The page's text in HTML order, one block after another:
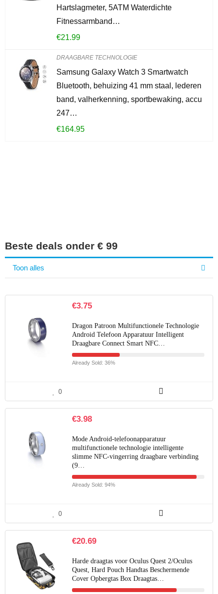
Hartslagmeter, 5ATM Waterdichte
Fitnessarmband…
€21.99
DRAAGBARE TECHNOLOGIE
Samsung Galaxy Watch 3 Smartwatch
Bluetooth, behuizing 41 mm staal, lederen
band, valherkenning, sportbewaking, accu
247…
€164.95
Beste deals onder € 99
Toon alles
€3.75
Dragon Patroon Multifunctionele Technologie
Android Telefoon Apparatuur Intelligent
Draagbare Connect Smart NFC…
Already Sold: 36%
0
€3.98
Mode Android-telefoonapparatuur
multifunctionele technologie intelligente
slimme NFC-vingerring draagbare verbinding
(9…
Already Sold: 94%
0
€20.69
Harde draagtas voor Oculus Quest 2/Oculus
Quest, Hard Pouch Handtas Beschermende
Cover Opbergtas Box Draagtas…